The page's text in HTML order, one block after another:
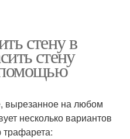
стену в
стену
вырезанное на любом
несколько вариантов